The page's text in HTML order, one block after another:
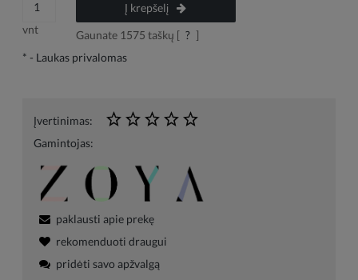
vnt
Į krepšelį
Gaunate 1575 taškų [ ? ]
* - Laukas privalomas
Įvertinimas:
Gamintojas:
paklausti apie prekę
rekomenduoti draugui
pridėti savo apžvalgą